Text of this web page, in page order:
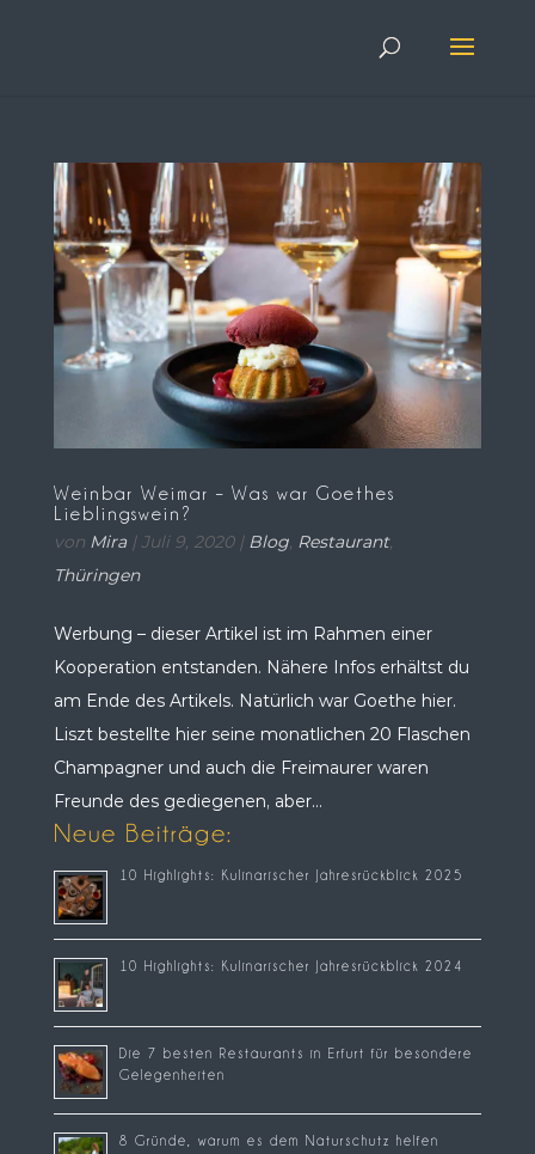
Weinbar Weimar – Was war Goethes
Lieblingswein?
von Mira| Juli 9, 2020| Blog, Restaurant,
Thüringen
Werbung – dieser Artikel ist im Rahmen einer
Kooperation entstanden. Nähere Infos erhältst du
am Ende des Artikels. Natürlich war Goethe hier.
Liszt bestellte hier seine monatlichen 20 Flaschen
Champagner und auch die Freimaurer waren
Freunde des gediegenen, aber...
Neue Beiträge:
10 Highlights: Kulinarischer Jahresrückblick 2025
10 Highlights: Kulinarischer Jahresrückblick 2024
Die 7 besten Restaurants in Erfurt für besondere
Gelegenheiten
8 Gründe, warum es dem Naturschutz helfen